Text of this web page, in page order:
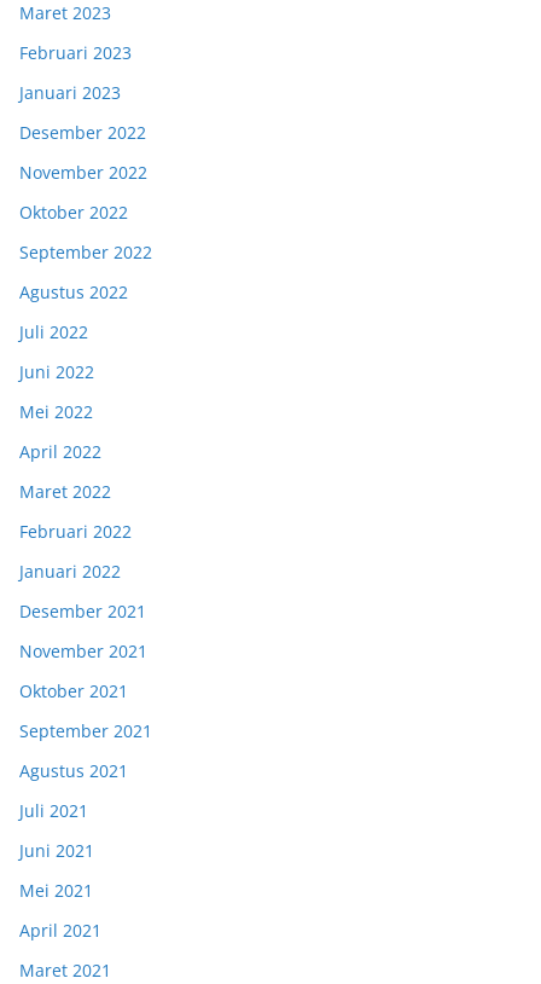
Maret 2023
Februari 2023
Januari 2023
Desember 2022
November 2022
Oktober 2022
September 2022
Agustus 2022
Juli 2022
Juni 2022
Mei 2022
April 2022
Maret 2022
Februari 2022
Januari 2022
Desember 2021
November 2021
Oktober 2021
September 2021
Agustus 2021
Juli 2021
Juni 2021
Mei 2021
April 2021
Maret 2021